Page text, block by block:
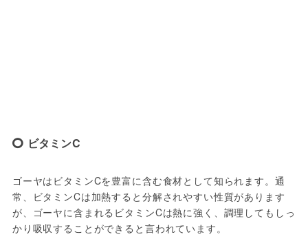
ビタミンC
ゴーヤはビタミンCを豊富に含む食材として知られます。通
常、ビタミンCは加熱すると分解されやすい性質があります
が、ゴーヤに含まれるビタミンCは熱に強く、調理してもしっ
かり吸収することができると言われています。